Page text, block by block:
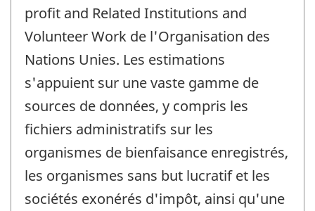
profit and Related Institutions and
Volunteer Work de l'Organisation des
Nations Unies. Les estimations
s'appuient sur une vaste gamme de
sources de données, y compris les
fichiers administratifs sur les
organismes de bienfaisance enregistrés,
les organismes sans but lucratif et les
sociétés exonérés d'impôt, ainsi qu'une